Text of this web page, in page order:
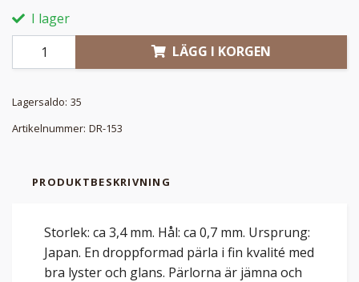
I lager
LÄGG I KORGEN
Lagersaldo: 35
Artikelnummer: DR-153
PRODUKTBESKRIVNING
Storlek: ca 3,4 mm. Hål: ca 0,7 mm. Ursprung:
Japan. En droppformad pärla i fin kvalité med
bra lyster och glans. Pärlorna är jämna och